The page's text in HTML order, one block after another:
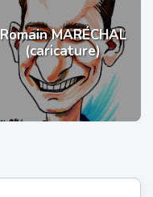
Romain MARÉCHAL
(caricature)